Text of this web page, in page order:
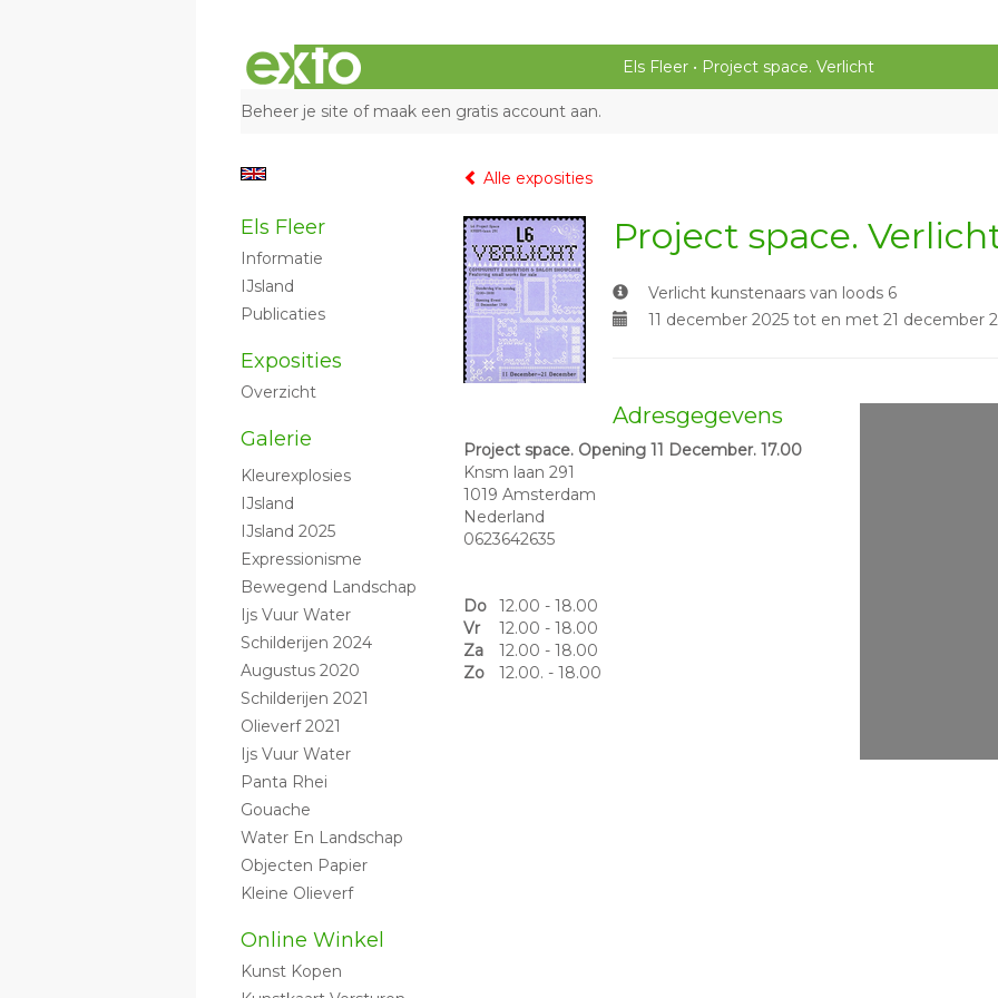
Els Fleer Project space. Verlicht
Beheer je site of maak een gratis account aan.
Alle exposities
Project space.
Verlicht kunstenaars van loods 6
11 december 2025 tot en met 21 december
Adresgegevens
Project space. Opening 11 December. 17.00
Knsm laan 291
1019 Amsterdam
Nederland
0623642635
Do
12.00 - 18.00
Vr
12.00 - 18.00
Za
12.00 - 18.00
Zo
12.00. - 18.00
Els Fleer
Informatie
IJsland
Publicaties
Exposities
Overzicht
Galerie
Kleurexplosies
IJsland
IJsland 2025
Expressionisme
Bewegend Landschap
Ijs Vuur Water
Schilderijen 2024
Augustus 2020
Schilderijen 2021
Olieverf 2021
Ijs Vuur Water
Panta Rhei
Gouache
Water En Landschap
Objecten Papier
Kleine Olieverf
Online Winkel
Kunst Kopen